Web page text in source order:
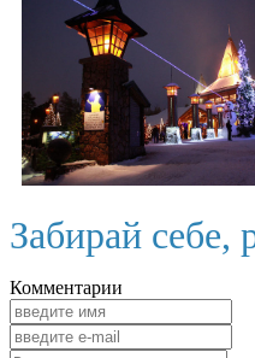
Забирай себе,
Комментарии